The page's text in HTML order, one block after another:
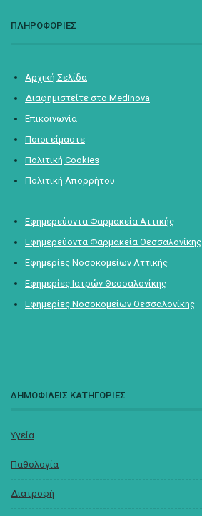
ΠΛΗΡΟΦΟΡΙΕΣ
Αρχική Σελίδα
Διαφημιστείτε στο Medinova
Επικοινωνία
Ποιοι είμαστε
Πολιτική Cookies
Πολιτική Απορρήτου
Εφημερεύοντα Φαρμακεία Αττικής
Εφημερεύοντα Φαρμακεία Θεσσαλονίκης
Εφημερίες Νοσοκομείων Αττικής
Εφημερίες Ιατρών Θεσσαλονίκης
Εφημερίες Νοσοκομείων Θεσσαλονίκης
ΔΗΜΟΦΙΛΕΙΣ ΚΑΤΗΓΟΡΙΕΣ
Υγεία
Παθολογία
Διατροφή